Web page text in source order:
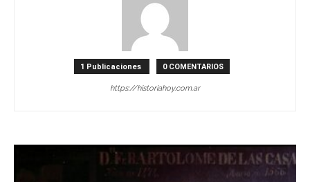
1 Publicaciones 0 COMENTARIOS
https://historiahoy.com.ar